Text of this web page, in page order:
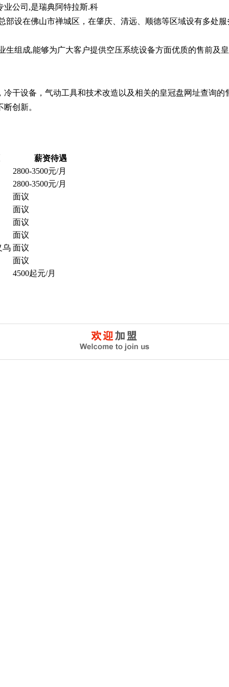
业公司,是瑞典阿特拉斯.科
部设在佛山市禅城区，在肇庆、清远、顺德等区域设有多处
生组成,能够为广大客户提供空压系统设备方面优质的售前
干设备，气动工具和技术改造以及相关的皇冠盘网址查询的
创新。
薪资待遇
2800-3500元/月
2800-3500元/月
面议
面议
面议
面议
乌 面议
面议
4500起元/月